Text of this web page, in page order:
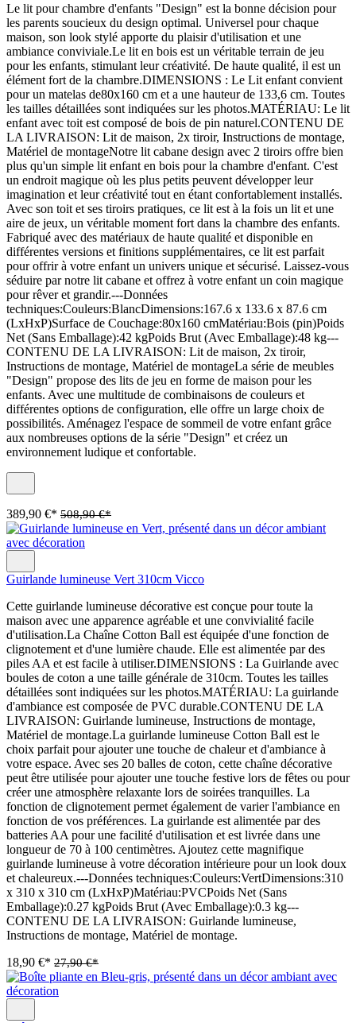
Le lit pour chambre d'enfants "Design" est la bonne décision pour
les parents soucieux du design optimal. Universel pour chaque
maison, son look stylé apporte du plaisir d'utilisation et une
ambiance conviviale.Le lit en bois est un véritable terrain de jeu
pour les enfants, stimulant leur créativité. De haute qualité, il est un
élément fort de la chambre.DIMENSIONS : Le Lit enfant convient
pour un matelas de80x160 cm et a une hauteur de 133,6 cm. Toutes
les tailles détaillées sont indiquées sur les photos.MATÉRIAU: Le lit
enfant avec toit est composé de bois de pin naturel.CONTENU DE
LA LIVRAISON: Lit de maison, 2x tiroir, Instructions de montage,
Matériel de montageNotre lit cabane design avec 2 tiroirs offre bien
plus qu'un simple lit enfant en bois pour la chambre d'enfant. C'est
un endroit magique où les plus petits peuvent développer leur
imagination et leur créativité tout en étant confortablement installés.
Avec son toit et ses tiroirs pratiques, ce lit est à la fois un lit et une
aire de jeux, un véritable moment fort dans la chambre des enfants.
Fabriqué avec des matériaux de haute qualité et disponible en
différentes versions et finitions supplémentaires, ce lit est parfait
pour offrir à votre enfant un univers unique et sécurisé. Laissez-vous
séduire par notre lit cabane et offrez à votre enfant un coin magique
pour rêver et grandir.---Données
techniques:Couleurs:BlancDimensions:167.6 x 133.6 x 87.6 cm
(LxHxP)Surface de Couchage:80x160 cmMatériau:Bois (pin)Poids
Net (Sans Emballage):42 kgPoids Brut (Avec Emballage):48 kg---
CONTENU DE LA LIVRAISON: Lit de maison, 2x tiroir,
Instructions de montage, Matériel de montageLa série de meubles
"Design" propose des lits de jeu en forme de maison pour les
enfants. Avec une multitude de combinaisons de couleurs et
différentes options de configuration, elle offre un large choix de
possibilités. Aménagez l'espace de sommeil de votre enfant grâce
aux nombreuses options de la série "Design" et créez un
environnement ludique et confortable.
389,90 €* 508,90 €*
Guirlande lumineuse Vert 310cm Vicco
Cette guirlande lumineuse décorative est conçue pour toute la
maison avec une apparence agréable et une convivialité facile
d'utilisation.La Chaîne Cotton Ball est équipée d'une fonction de
clignotement et d'une lumière chaude. Elle est alimentée par des
piles AA et est facile à utiliser.DIMENSIONS : La Guirlande avec
boules de coton a une taille générale de 310cm. Toutes les tailles
détaillées sont indiquées sur les photos.MATÉRIAU: La guirlande
d'ambiance est composée de PVC durable.CONTENU DE LA
LIVRAISON: Guirlande lumineuse, Instructions de montage,
Matériel de montage.La guirlande lumineuse Cotton Ball est le
choix parfait pour ajouter une touche de chaleur et d'ambiance à
votre espace. Avec ses 20 balles de coton, cette chaîne décorative
peut être utilisée pour ajouter une touche festive lors de fêtes ou pour
créer une atmosphère relaxante lors de soirées tranquilles. La
fonction de clignotement permet également de varier l'ambiance en
fonction de vos préférences. La guirlande est alimentée par des
batteries AA pour une facilité d'utilisation et est livrée dans une
longueur de 70 à 100 centimètres. Ajoutez cette magnifique
guirlande lumineuse à votre décoration intérieure pour un look doux
et chaleureux.---Données techniques:Couleurs:VertDimensions:310
x 310 x 310 cm (LxHxP)Matériau:PVCPoids Net (Sans
Emballage):0.27 kgPoids Brut (Avec Emballage):0.3 kg---
CONTENU DE LA LIVRAISON: Guirlande lumineuse,
Instructions de montage, Matériel de montage.
18,90 €* 27,90 €*